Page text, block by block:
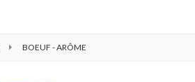
BOEUF - ARÔME